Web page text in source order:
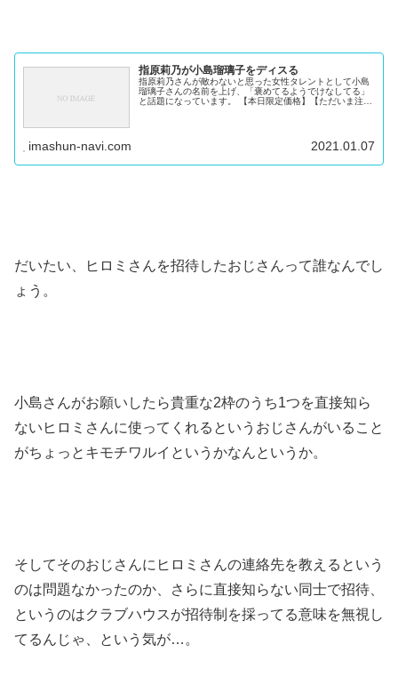
指原莉乃が小島瑠璃子をディスる
指原莉乃さんが敵わないと思った女性タレントとして小島
瑠璃子さんの名前を上げ、「褒めてるようでけなしてる」
と話題になっています。 【本日限定価格】【ただいま注文
imashun-navi.com 2021.01.07
だいたい、ヒロミさんを招待したおじさんって誰なんでし
ょう。
小島さんがお願いしたら貴重な2枠のうち1つを直接知ら
ないヒロミさんに使ってくれるというおじさんがいること
がちょっとキモチワルイというかなんというか。
そしてそのおじさんにヒロミさんの連絡先を教えるという
のは問題なかったのか、さらに直接知らない同士で招待、
というのはクラブハウスが招待制を採ってる意味を無視し
てるんじゃ、という気が…。